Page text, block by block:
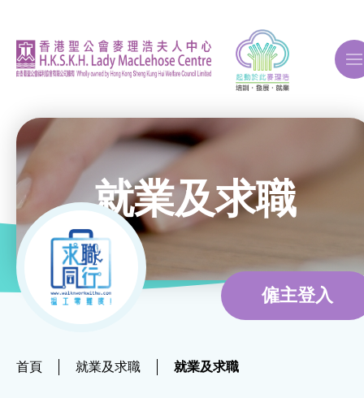
關於我們
ERB再培訓課程
就業及求職
僱主登入
首頁 就業及求職 就業及求職